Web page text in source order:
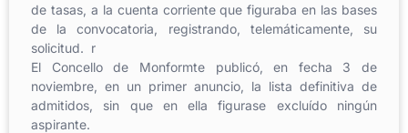
de tasas, a la cuenta corriente que figuraba en las bases
de la convocatoria, registrando, telemáticamente, su
solicitud. r
El Concello de Monformte publicó, en fecha 3 de
noviembre, en un primer anuncio, la lista definitiva de
admitidos, sin que en ella figurase excluído ningún
aspirante.